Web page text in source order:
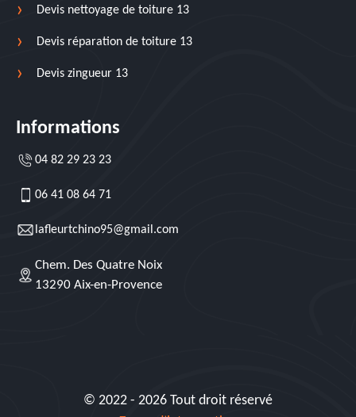
Devis nettoyage de toiture 13
Devis réparation de toiture 13
Devis zingueur 13
Informations
04 82 29 23 23
06 41 08 64 71
lafleurtchino95@gmail.com
Chem. Des Quatre Noix
13290 Aix-en-Provence
© 2022 - 2026 Tout droit réservé